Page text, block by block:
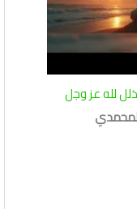
لله عز وجل